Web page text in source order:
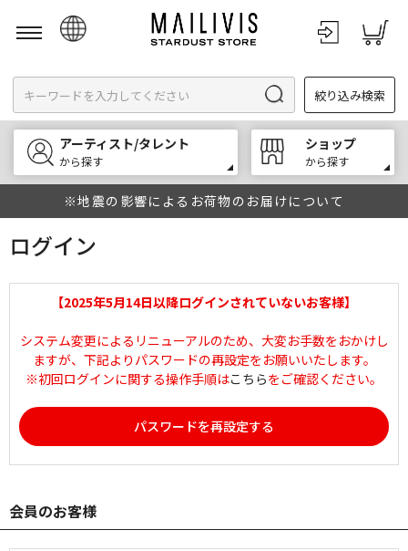
English
한국어
中文
絞り込み検索
アーティスト/タレント
から探す
ショップ
から探す
※地震の影響によるお荷物のお届けについて
ログイン
【2025年5月14日以降ログインされていないお客様】
システム変更によるリニューアルのため、大変お手数をおかけし
ますが、下記よりパスワードの再設定をお願いいたします。
※初回ログインに関する操作手順はこちらをご確認ください。
パスワードを再設定する
会員のお客様